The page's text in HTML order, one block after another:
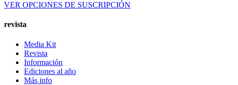
VER OPCIONES DE SUSCRIPCIÓN
revista
Media Kit
Revista
Información
Ediciones al año
Más info